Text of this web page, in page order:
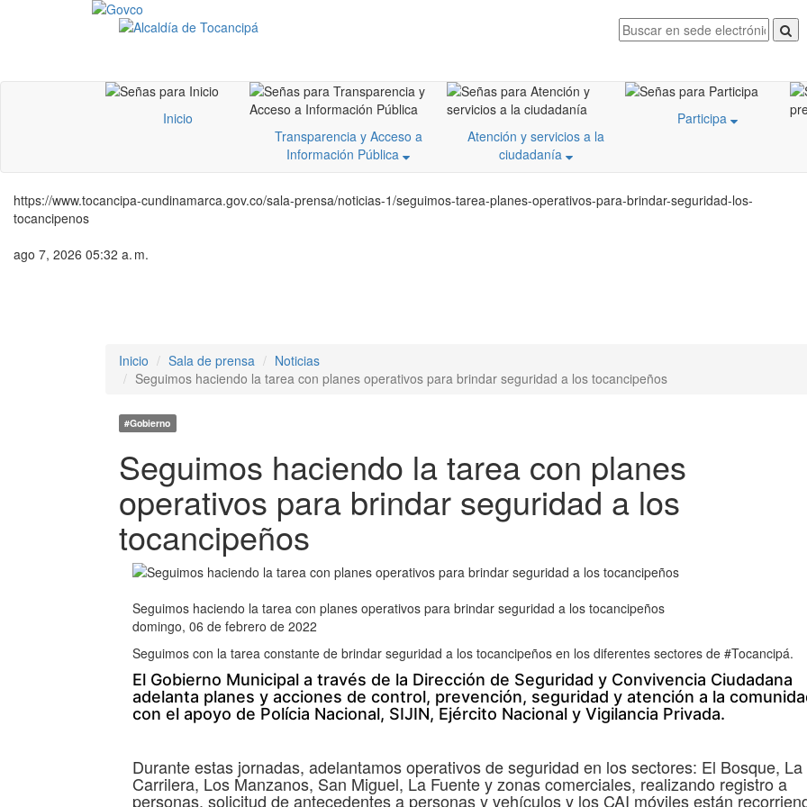
Inicio
Transparencia y Acceso a
Información Pública
Atención y servicios a la
ciudadanía
Participa
https://www.tocancipa-cundinamarca.gov.co/sala-prensa/noticias-1/seguimos-tarea-planes-operativos-para-brindar-seguridad-los-
tocancipenos
ago 7, 2026 05:32 a. m.
Inicio
Sala de prensa
Noticias
Seguimos haciendo la tarea con planes operativos para brindar seguridad a los tocancipeños
#Gobierno
Seguimos haciendo la tarea con planes
operativos para brindar seguridad a los
tocancipeños
Seguimos haciendo la tarea con planes operativos para brindar seguridad a los tocancipeños
domingo, 06 de febrero de 2022
Seguimos con la tarea constante de brindar seguridad a los tocancipeños en los diferentes sectores de #Tocancipá.
El Gobierno Municipal a través de la Dirección de Seguridad y Convivencia Ciudadana
adelanta planes y acciones de control, prevención, seguridad y atención a la
con el apoyo de Polícia Nacional, SIJIN, Ejército Nacional y Vigilancia Privada.
Durante estas jornadas, adelantamos operativos de seguridad en los sectores: El Bosque, La
Carrilera, Los Manzanos, San Miguel, La Fuente y zonas comerciales, realizando registro a
personas, solicitud de antecedentes a personas y vehículos y los CAI móviles están